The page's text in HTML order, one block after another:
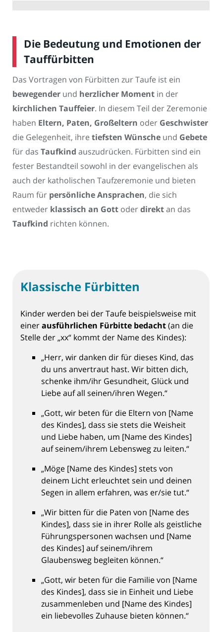
Die Bedeutung und Emotionen der
Tauffürbitten
Das Vortragen von Fürbitten zur Taufe ist ein
bewegender und herzlicher Moment in der
kirchlichen Tauffeier. In diesem Teil der Zeremonie
haben Eltern, Paten, Großeltern oder Geschwister
die Gelegenheit, ihre tiefsten Wünsche und Gebete
für das Taufkind auszudrücken. Fürbitten sind ein
fester Bestandteil sowohl in der evangelischen als
auch der katholischen Taufzeremonie und bieten
Raum für persönliche Ansprachen, die sich
entweder klassisch an Gott oderdirektan das
Taufkind richten können.
Klassische Fürbitten
Kinder werden bei der Taufe beispielsweise mit
einerausführlichen Fürbitte bedacht(an die
Stelle der „xx“ kommt der Name des Kindes):
„Herr, wir danken dir für dieses Kind, das
du uns anvertraut hast. Wir bitten dich,
schenke ihm/ihr Gesundheit, Glück und
Liebe auf all seinen/ihren Wegen.“
„Gott, wir beten für die Eltern von [Name
des Kindes], dass sie stets die Weisheit
und Liebe haben, um [Name des Kindes]
auf seinem/ihrem Lebensweg zu leiten.“
„Möge [Name des Kindes] stets von
deinem Licht erleuchtet sein und deinen
Segen in allem erfahren, was er/sie tut.“
„Wir bitten für die Paten von [Name des
Kindes], dass sie in ihrer Rolle als geistliche
Führungspersonen wachsen und [Name
des Kindes] auf seinem/ihrem
Glaubensweg begleiten können.“
„Gott, wir beten für die Familie von [Name
des Kindes], dass sie in Einheit und Liebe
zusammenleben und [Name des Kindes]
ein liebevolles Zuhause bieten können.“